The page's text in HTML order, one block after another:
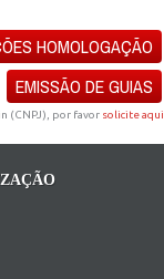
HOMOLOGAÇÃO
EMISSÃO DE GUIAS
(CNPJ), por favor solicite aqui